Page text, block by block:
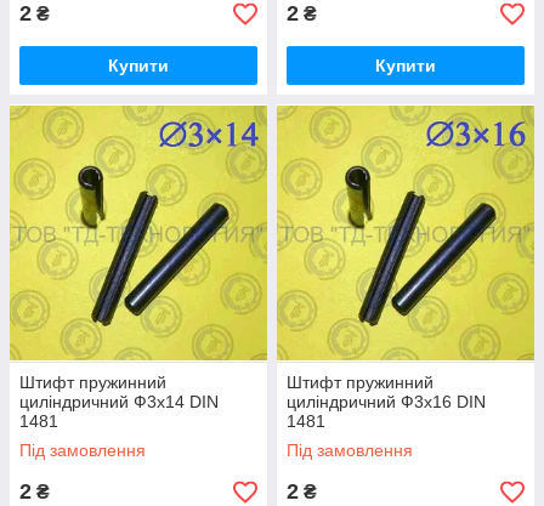
2 ₴
Купити
2 ₴
Купити
Штифт пружинний
циліндричний Ф3х14 DIN
1481
Під замовлення
2 ₴
Штифт пружинний
циліндричний Ф3х16 DIN
1481
Під замовлення
2 ₴